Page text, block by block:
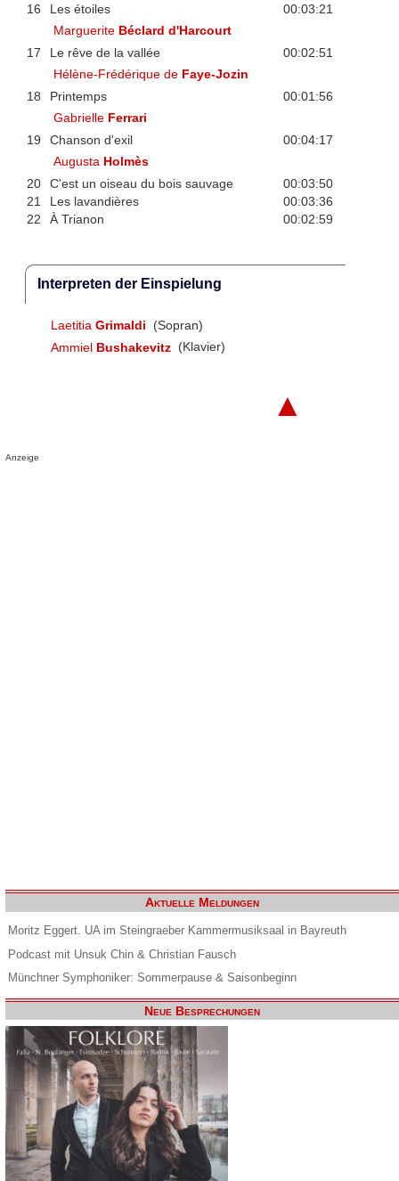
16
Les étoiles
00:03:21
Marguerite Béclard d'Harcourt
17
Le rêve de la vallée
00:02:51
Hélène-Frédérique de Faye-Jozin
18
Printemps
00:01:56
Gabrielle Ferrari
19
Chanson d'exil
00:04:17
Augusta Holmès
20
C'est un oiseau du bois sauvage
00:03:50
21
Les lavandières
00:03:36
22
À Trianon 00:02:59
Interpreten der Einspielung
Laetitia Grimaldi
(Sopran)
Ammiel Bushakevitz (Klavier)
▲
Anzeige
Aktuelle Meldungen
Moritz Eggert. UA im Steingraeber Kammermusiksaal in Bayreuth
Podcast mit Unsuk Chin & Christian Fausch
Münchner Symphoniker: Sommerpause & Saisonbeginn
Neue Besprechungen